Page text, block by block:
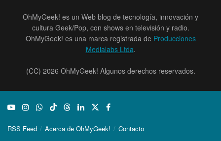
OhMyGeek! es un Web blog de tecnología, innovación y
cultura Geek/Pop, con shows en televisión y radio.
OhMyGeek! es una marca registrada de Producciones
Medialabs Ltda.
(CC) 2026 OhMyGeek! Algunos derechos reservados.
RSS Feed Acerca de OhMyGeek! Contacto